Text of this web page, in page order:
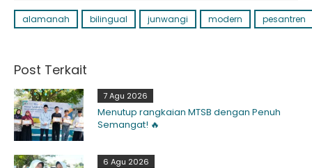
alamanah bilingual junwangi modern pesantren
Post Terkait
7 Agu 2026
Menutup rangkaian MTSB dengan Penuh
Semangat! 🔥
6 Agu 2026